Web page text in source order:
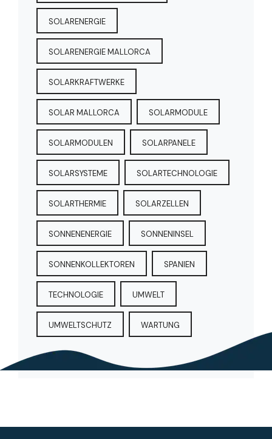
SOLARENERGIE
SOLARENERGIE MALLORCA
SOLARKRAFTWERKE
SOLAR MALLORCA SOLARMODULE
SOLARMODULEN SOLARPANELE
SOLARSYSTEME SOLARTECHNOLOGIE
SOLARTHERMIE SOLARZELLEN
SONNENENERGIE SONNENINSEL
SONNENKOLLEKTOREN SPANIEN
TECHNOLOGIE UMWELT
UMWELTSCHUTZ WARTUNG